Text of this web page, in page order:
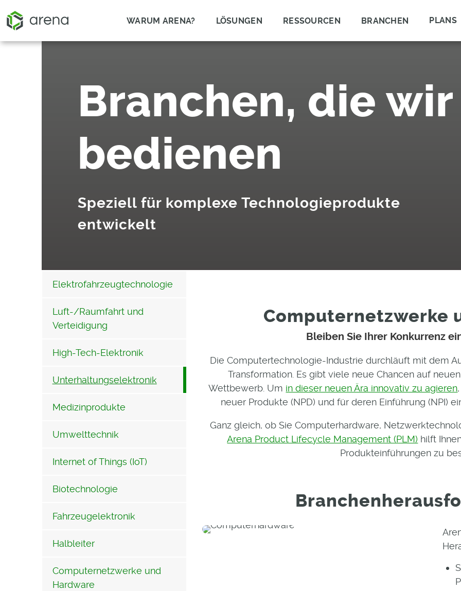
WARUM ARENA? LÖSUNGEN RESSOURCEN BRANCHEN PLANS
Branchen, die wir
bedienen
Speziell für komplexe Technologieprodukte
entwickelt
Elektrofahrzeugtechnologie
Luft-/Raumfahrt und
Verteidigung
High-Tech-Elektronik
Unterhaltungselektronik
Medizinprodukte
Umwelttechnik
Internet of Things (IoT)
Biotechnologie
Fahrzeugelektronik
Halbleiter
Computernetzwerke und
Hardware
Computernetzwerke
Bleiben Sie Ihrer Konkurrenz
Die Computertechnologie-Industrie durchläuft mit dem
Transformation. Es gibt viele neue Chancen auf
Wettbewerb. Um in dieser neuen Ära innovativ zu agieren
neuer Produkte (NPD) und für deren Einführung (NPI)
Ganz gleich, ob Sie Computerhardware,
Arena Product Lifecycle Management (PLM) hilft
Produkteinführungen zu